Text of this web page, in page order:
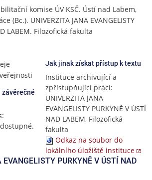
komise ÚV KSČ. Ústí nad Labem,
(Bc.). UNIVERZITA JANA EVANGELISTY
LABEM. Filozofická fakulta
Jak jinak získat přístup k textu
Instituce archivující a
zpřístupňující práci:
UNIVERZITA JANA
EVANGELISTY PURKYNĚ V ÚSTÍ
NAD LABEM, Filozofická
fakulta
Odkaz na soubor do
lokálního úložiště instituce
PURKYNĚ V ÚSTÍ NAD